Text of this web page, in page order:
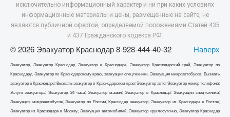
исключительно информационный характер и ни при каких условиях
информационные материалы и цены, размещенные на сайте, не
являются публичной офертой, определяемой положениями Статей 435
и 437 Гражданского кодекса РФ.
Наверх
© 2026 Эвакуатор Краснодар 8-928-444-40-32
Эвакуатор; Эвакуатор Краснодар; Эвакуатор в Краснодаре; Эвакуатор Краснодарский край; Эвакуатор по
Краснодару; Эвакуатор по Краснодарскому краю; эвакуация спецтехники; Эвакуация микроавтобусов; Вызвать
эвакуатор в Краснодаре; Вызвать эвакуатор в Краснодарском крае; Эвакуатор авто; Эвакуатор номер телефона;
Услуги эвакуатора; Эвакуатор 24 часа; Эвакуатор машин; Эвакуатор в Краснодар; Эвакуация спецтехники;
Эвакуация микроавтобусов; Эвакуатор по России; Краснодар эвакуатор; Эвакуатор из Краснодара в Ростов;
Эвакуатор из Краснодара в Москву; Эвакуация автомобилей; Эвакуатор круглосуточно; Эвакуатор Краснодар